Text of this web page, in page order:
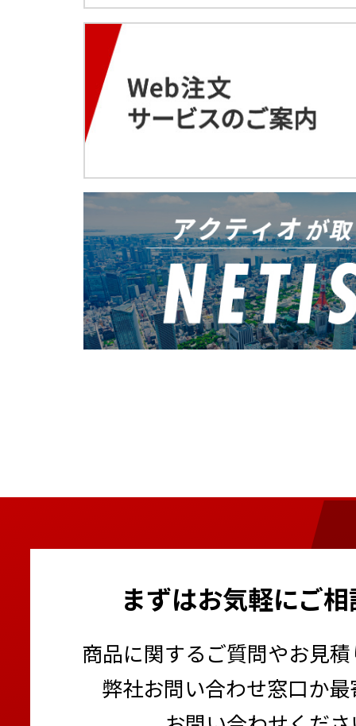
まずはお気軽にご
商品に関するご質問やお見
弊社お問い合わせ窓口か